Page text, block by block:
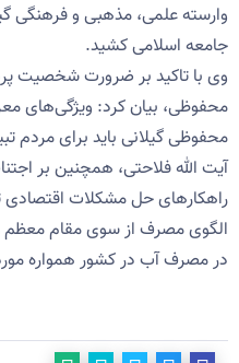
وارسته علمی، مذهبی و فرهنگی
جامعه اسلامی کشید.
وی با تاکید بر ضرورت شخصیت
محفوظی، بیان کرد: ویژگی‌های
محفوظی گیلانی باید برای مردم
آیت الله فلاحتی، همچنین بر
راهکارهای حل مشکلات اقتصادی
الگوی مصرف از سوی مقام معظم
در مصرف آب در کشور همواره